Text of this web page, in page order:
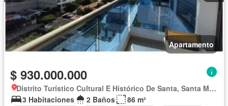
Apartamento
$ 930.000.000
Distrito Turístico Cultural E Histórico De Santa, Santa Marta
3 Habitaciones
2 Baños
86 m²